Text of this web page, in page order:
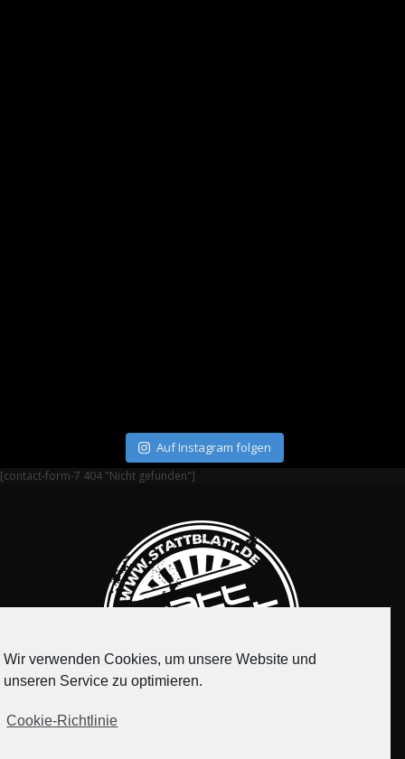
Auf Instagram folgen
[contact-form-7 404 "Nicht gefunden"]
Wir verwenden Cookies, um unsere Website und
unseren Service zu optimieren.
Cookie-Richtlinie